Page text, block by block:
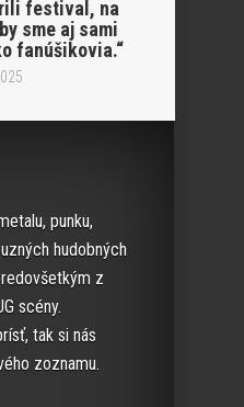
festival, na
sme aj sami
fanúšikovia.“
punku,
hudobných
z
scény.
tak si nás
zoznamu.